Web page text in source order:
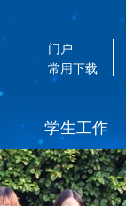
门户
常用下载
学生工作